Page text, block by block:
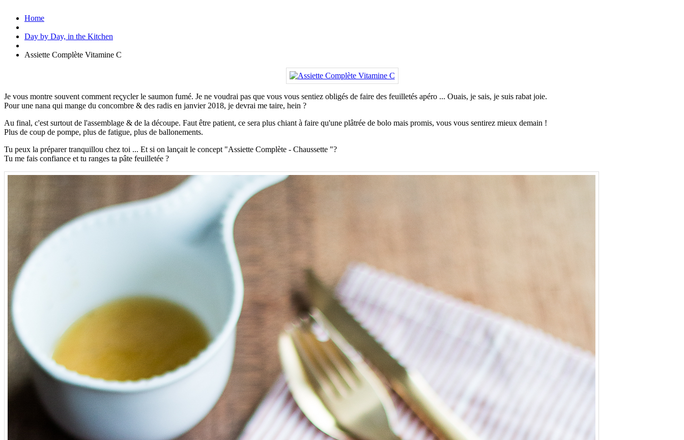
Home
Day by Day, in the Kitchen
Assiette Complète Vitamine C
Je vous montre souvent comment reçycler le saumon fumé. Je ne voudrai pas que vous vous sentiez obligés de faire des feuilletés apéro ... Ouais, je sais, je suis rabat joie.
Pour une nana qui mange du concombre & des radis en janvier 2018, je devrai me taire, hein ?
Au final, c'est surtout de l'assemblage & de la découpe. Faut être patient, ce sera plus chiant à faire qu'une plâtrée de bolo mais promis, vous vous sentirez mieux demain !
Plus de coup de pompe, plus de fatigue, plus de ballonements.
Tu peux la préparer tranquillou chez toi ... Et si on lançait le concept "Assiette Complète - Chaussette "?
Tu me fais confiance et tu ranges ta pâte feuilletée ?